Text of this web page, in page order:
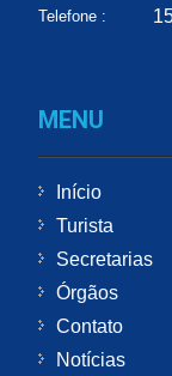
Telefone :
MENU
Início
Turista
Secretarias
Órgãos
Contato
Notícias